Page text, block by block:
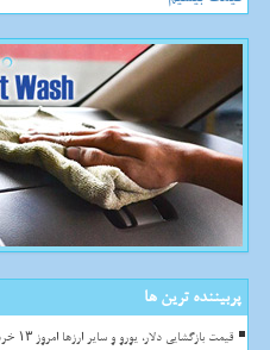
پربیننده ترین ها
قیمت بازگشایی دلار، یورو و سایر ارزها امروز ۱۳ خرداد ۱۴۰۵ به همراه جدول